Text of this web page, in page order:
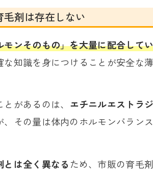
剤は存在しない
ンそのもの」を大量に配合して
知識を身につけることが安全な
があるのは、 エチニルエストラ
その量は体内のホルモンバラン
は全く異なるため、市販の育毛